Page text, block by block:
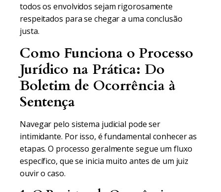
todos os envolvidos sejam rigorosamente
respeitados para se chegar a uma conclusão
justa.
Como Funciona o Processo
Jurídico na Prática: Do
Boletim de Ocorrência à
Sentença
Navegar pelo sistema judicial pode ser
intimidante. Por isso, é fundamental conhecer as
etapas. O processo geralmente segue um fluxo
específico, que se inicia muito antes de um juiz
ouvir o caso.